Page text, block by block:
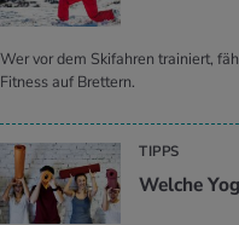
Wer vor dem Skifahren trainiert,
Fitness auf Brettern.
TIPPS
Welche